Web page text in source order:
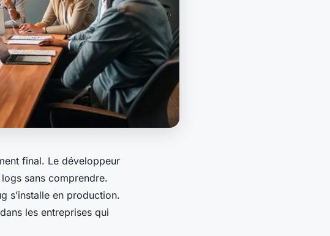
final. Le développeur
sans comprendre.
s’installe en production.
les entreprises qui